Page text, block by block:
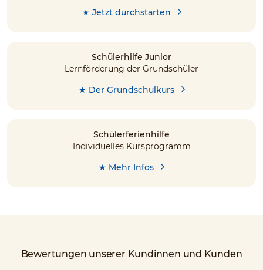
★ Jetzt durchstarten
Schülerhilfe Junior
Lernförderung der Grundschüler
★ Der Grundschulkurs
Schülerferienhilfe
Individuelles Kursprogramm
★ Mehr Infos
Bewertungen unserer Kundinnen und Kunden